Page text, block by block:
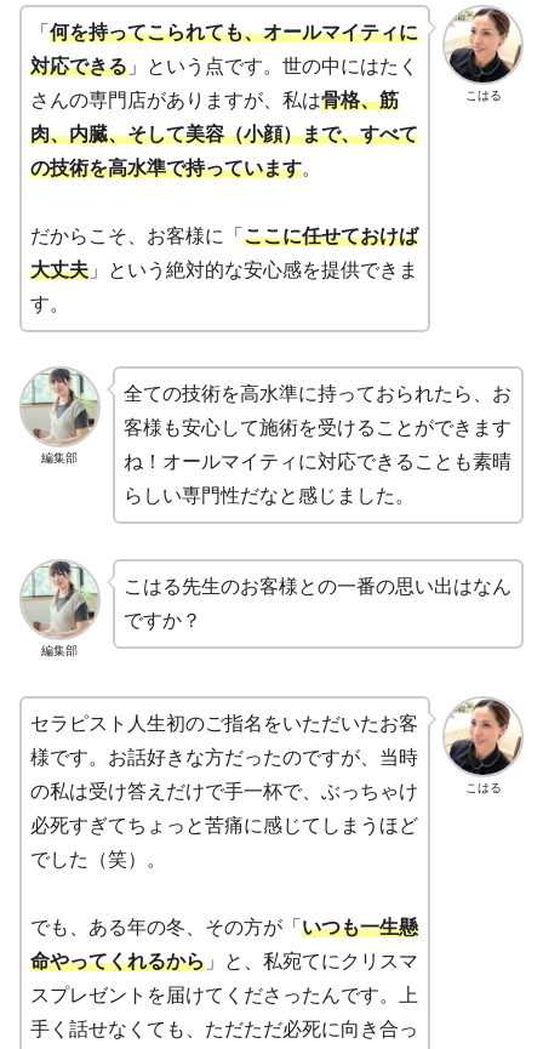
こはる
「 何を持ってこられても、オールマイティに
対応できる 」という点です。世の中にはたく
さんの専門店がありますが、私は骨格、筋
肉、内臓、そして美容（小顔）まで、すべて
の技術を高水準で持っています。
だからこそ、お客様に「 ここに任せておけば
大丈夫 」という絶対的な安心感を提供できま
す。
編集部
全ての技術を高水準に持っておられたら、お
客様も安心して施術を受けることができます
ね！オールマイティに対応できることも素晴
らしい専門性だなと感じました。
編集部
こはる先生のお客様との一番の思い出はなん
ですか？
こはる
セラピスト人生初のご指名をいただいたお客
様です。お話好きな方だったのですが、当時
の私は受け答えだけで手一杯で、ぶっちゃけ
必死すぎてちょっと苦痛に感じてしまうほど
でした（笑）。
でも、ある年の冬、その方が「 いつも一生懸
命やってくれるから 」と、私宛てにクリスマ
スプレゼントを届けてくださったんです。上
手く話せなくても、ただただ必死に向き合っ